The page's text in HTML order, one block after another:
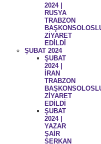
2024 |
RUSYA
TRABZON
ZİYARET
EDİLDİ
ŞUBAT 2024
ŞUBAT
2024 |
İRAN
TRABZON
ZİYARET
EDİLDİ
ŞUBAT
2024 |
YAZAR
ŞAİR
SERKAN